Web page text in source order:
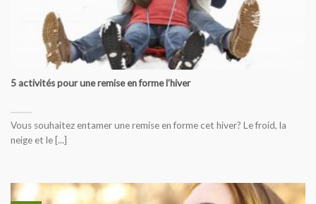
5 activités pour une remise en forme l’hiver
Vous souhaitez entamer une remise en forme cet hiver? Le froid, la
neige et le [...]